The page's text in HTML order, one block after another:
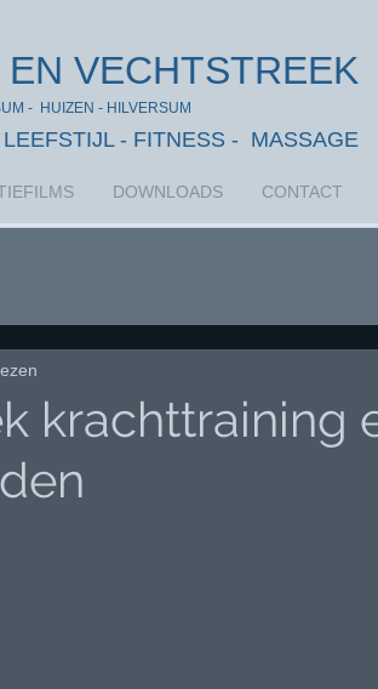
VECHTSTREEK
- HUIZEN - HILVERSUM
- FITNESS - MASSAGE
DOWNLOADS CONTACT
krachttraining